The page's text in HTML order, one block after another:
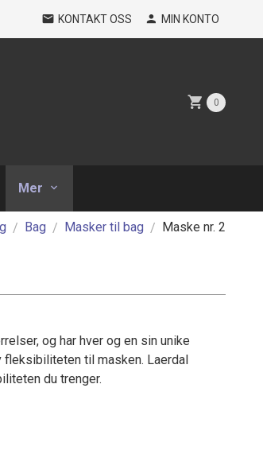
KONTAKT OSS MIN KONTO
0
Mer
Bag Masker til bag Maske nr. 2
og har hver og en sin unike
til masken. Laerdal
du trenger.